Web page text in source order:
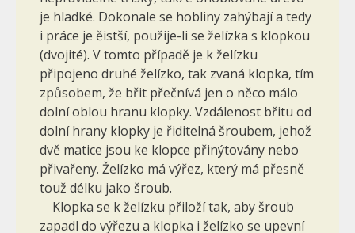
je hladké. Dokonale se hobliny zahýbají a tedy
i práce je ěistší, použije-li se želízka s klopkou
(dvojité). V tomto případě je k želízku
připojeno druhé želízko, tak zvaná klopka, tím
způsobem, že břit přečnívá jen o něco málo
dolní oblou hranu klopky. Vzdálenost břitu od
dolní hrany klopky je řiditelná šroubem, jehož
dvě matice jsou ke klopce přinýtovány nebo
přivařeny. Želízko má výřez, který má přesně
touž délku jako šroub.
Klopka se k želízku přiloží tak, aby šroub
zapadl do výřezu a klopka i želízko se upevní